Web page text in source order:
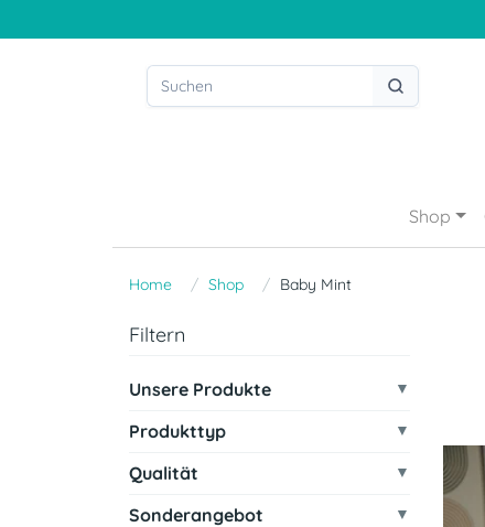
Shop
Home Shop Baby Mint
Filtern
Unsere Produkte
Produkttyp
Qualität
Sonderangebot